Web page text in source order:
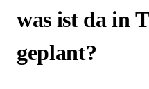
was ist da in
geplant?